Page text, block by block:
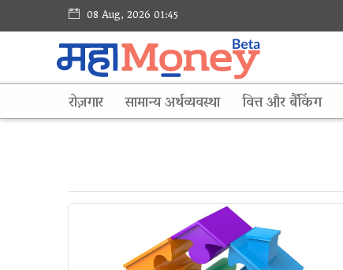
08 Aug, 2026 01:45
रोज़गार सामान्य अर्थव्यवस्था वित्त और बैंकिंग